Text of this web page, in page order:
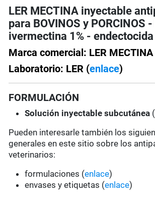
LER MECTINA inyectable
para BOVINOS y PORCINOS -
ivermectina 1% - endectocida
Marca comercial: LER MECTINA
Laboratorio: LER (enlace)
FORMULACIÓN
Solución inyectable subcutánea (
Pueden interesarle también los
generales en este sitio sobre los
veterinarios:
formulaciones (enlace)
envases y etiquetas (enlace)